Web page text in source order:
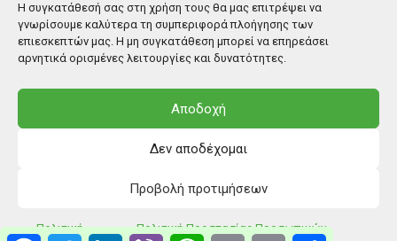
Η συγκατάθεσή σας στη χρήση τους θα μας επιτρέψει να
γνωρίσουμε καλύτερα τη συμπεριφορά πλοήγησης των
επιεσκεπτών μας. Η μη συγκατάθεση μπορεί να επηρεάσει
αρνητικά ορισμένες λειτουργίες και δυνατότητες.
Αποδοχή
Δεν αποδέχομαι
Προβολή προτιμήσεων
Πολιτική Πολιτική Προστασίας Προσωπικών
© Copyright: Ethos Media S.A.